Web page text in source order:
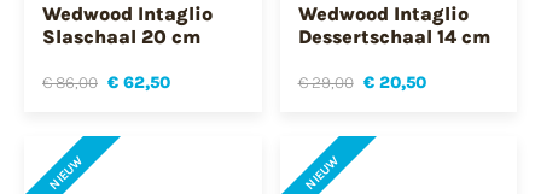
Wedwood Intaglio
Slaschaal 20 cm
€ 86,00 € 62,50
Wedwood Intaglio
Dessertschaal 14 cm
€ 29,00 € 20,50
NIEUW NIEUW